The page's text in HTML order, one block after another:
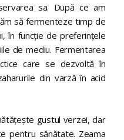
sa. După ce am
să fermenteze timp de
în funcție de preferințele
de mediu. Fermentarea
care se dezvoltă în
din varză în acid
gustul verzei, dar
pentru sănătate. Zeama